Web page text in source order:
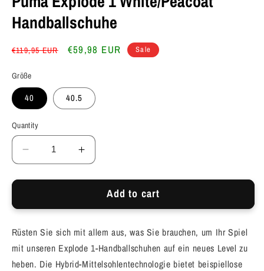
Handballschuhe
Regular
€119,95 EUR
Sale
€59,98 EUR Sale
Größe
40 40.5
Quantity
Decrease
quantity
for
Explode
White/Peacoat
Handballschuhe
Increase
quantity
for
Puma
Explode
White/Peacoat
Handballschuhe
Add to cart
Rüsten Sie sich mit allem aus, was Sie brauchen, um Ihr Spiel
mit unseren Explode 1-Handballschuhen auf ein neues Level zu
heben. Die Hybrid-Mittelsohlentechnologie bietet beispiellose